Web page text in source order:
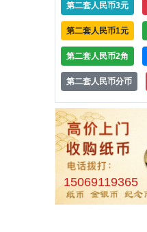
第二套人民币3元
第二套人民币1元
第二套人民币2角
第二套人民币分币
15069119365